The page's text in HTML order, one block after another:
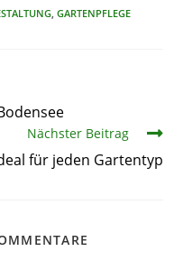
GARTENPFLEGE
Nächster Beitrag
für jeden Gartentyp